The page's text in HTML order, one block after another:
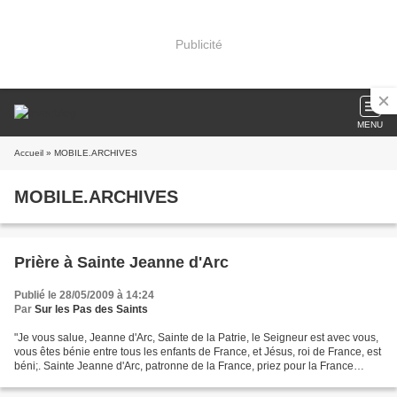
Publicité
MENU
Accueil » MOBILE.ARCHIVES
MOBILE.ARCHIVES
Prière à Sainte Jeanne d'Arc
Publié le 28/05/2009 à 14:24
Par Sur les Pas des Saints
"Je vous salue, Jeanne d'Arc, Sainte de la Patrie, le Seigneur est avec vous,
vous êtes bénie entre tous les enfants de France, et Jésus, roi de France, est
béni;. Sainte Jeanne d'Arc, patronne de la France, priez pour la France